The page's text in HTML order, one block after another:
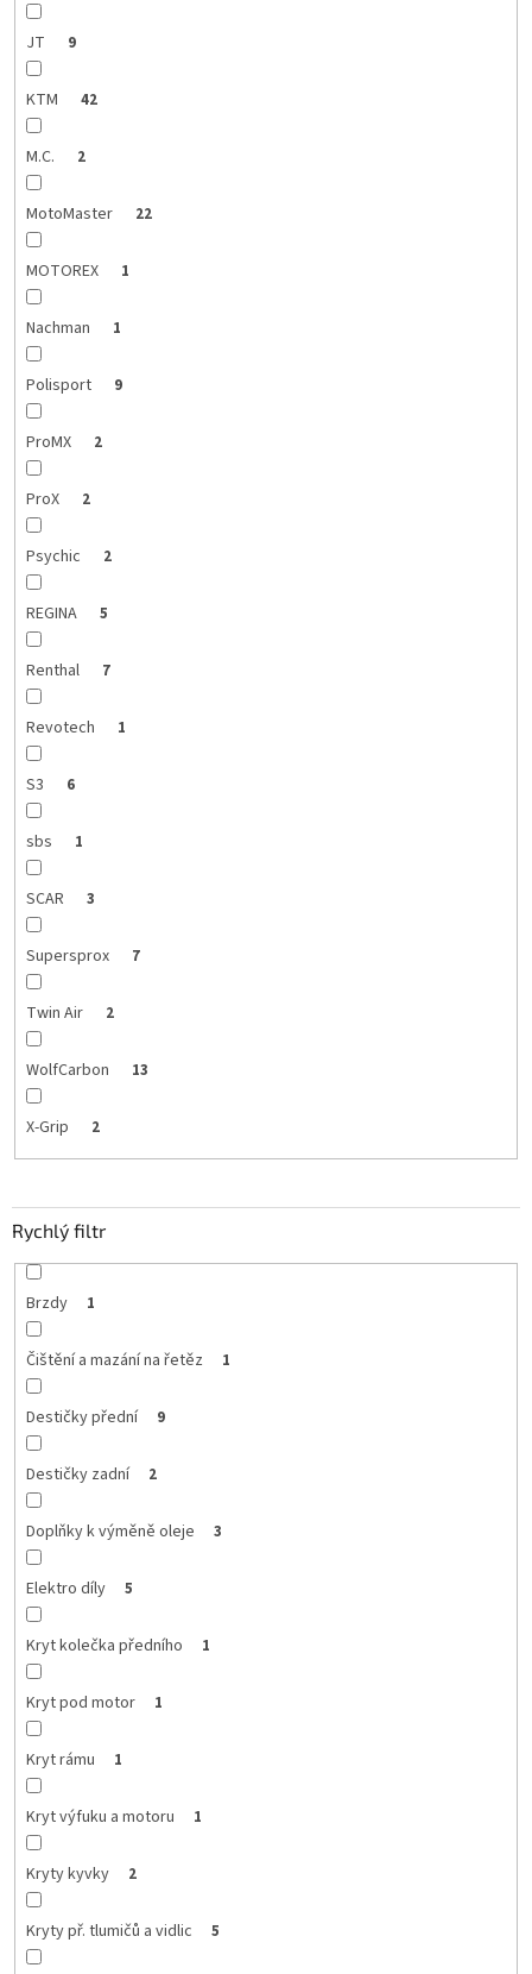
JT 9
KTM 42
M.C. 2
MotoMaster 22
MOTOREX 1
Nachman 1
Polisport 9
ProMX 2
ProX 2
Psychic 2
REGINA 5
Renthal 7
Revotech 1
S3 6
sbs 1
SCAR 3
Supersprox 7
Twin Air 2
WolfCarbon 13
X-Grip 2
Rychlý filtr
Brzdy 1
Čištění a mazání na řetěz 1
Destičky přední 9
Destičky zadní 2
Doplňky k výměně oleje 3
Elektro díly 5
Kryt kolečka předního 1
Kryt pod motor 1
Kryt rámu 1
Kryt výfuku a motoru 1
Kryty kyvky 2
Kryty př. tlumičů a vidlic 5